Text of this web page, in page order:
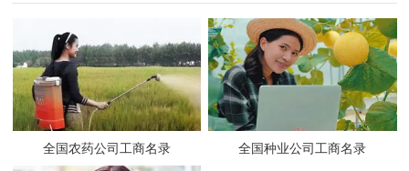
全国农药公司工商名录 全国种业公司工商名录